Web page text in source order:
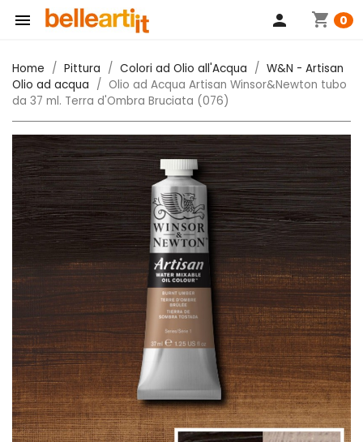
 shopping_cart 0
person
Home Pittura Colori ad Olio all'Acqua
W&N - Artisan
Olio ad acqua
Olio ad Acqua Artisan Winsor&Newton tubo
da 37 ml. Terra d'Ombra Bruciata (076)